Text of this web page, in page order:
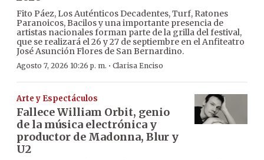
Fito Páez, Los Auténticos Decadentes, Turf, Ratones
Paranoicos, Bacilos y una importante presencia de
artistas nacionales forman parte de la grilla del festival,
que se realizará el 26 y 27 de septiembre en el Anfiteatro
José Asunción Flores de San Bernardino.
Agosto 7, 2026 10:26 p. m. · Clarisa Enciso
Arte y Espectáculos
Fallece William Orbit, genio
de la música electrónica y
productor de Madonna, Blur y
U2